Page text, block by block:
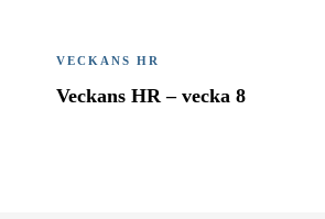
VECKANS HR
Veckans HR – vecka 8